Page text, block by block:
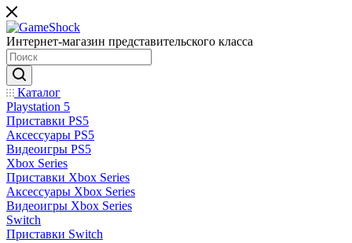
Интернет-магазин представительского класса
Каталог
Playstation 5
Приставки PS5
Аксессуары PS5
Видеоигры PS5
Xbox Series
Приставки Xbox Series
Аксессуары Xbox Series
Видеоигры Xbox Series
Switch
Приставки Switch